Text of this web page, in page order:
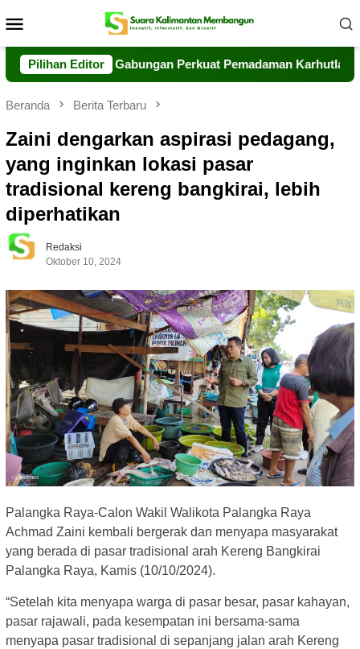
ke
Mobile
Pilihan Editor
Tim Gabungan Perkuat Pemadaman Karhutla di Kumai
Beranda Berita Terbaru
Zaini dengarkan aspirasi pedagang,
yang inginkan lokasi pasar
tradisional kereng bangkirai, lebih
diperhatikan
Redaksi
Oktober 10, 2024
Palangka Raya-Calon Wakil Walikota Palangka Raya
Achmad Zaini kembali bergerak dan menyapa masyarakat
yang berada di pasar tradisional arah Kereng Bangkirai
Palangka Raya, Kamis (10/10/2024).
“Setelah kita menyapa warga di pasar besar, pasar kahayan,
pasar rajawali, pada kesempatan ini bersama-sama
menyapa pasar tradisional di sepanjang jalan arah Kereng